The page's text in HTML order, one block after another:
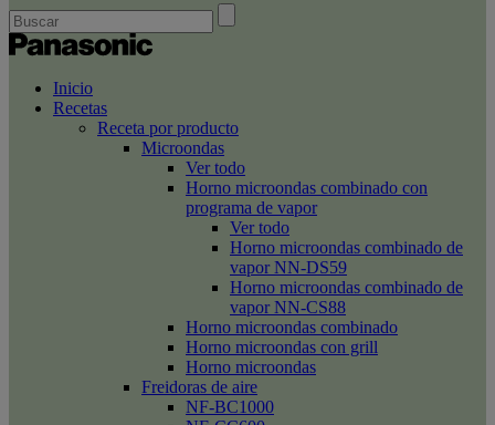
Inicio
Recetas
Receta por producto
Microondas
Ver todo
Horno microondas combinado con
programa de vapor
Ver todo
Horno microondas combinado de
vapor NN-DS59
Horno microondas combinado de
vapor NN-CS88
Horno microondas combinado
Horno microondas con grill
Horno microondas
Freidoras de aire
NF-BC1000